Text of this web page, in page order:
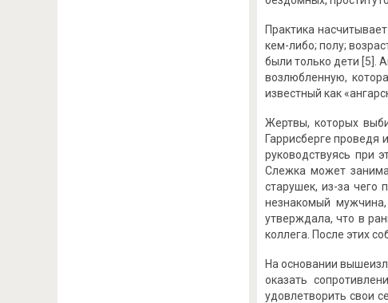
Практика
кем-либо; полу;
были только дети [5].
возлюбленную,
известный как
Жертвы, которых
Гаррисберге
руководствуясь при
Слежка может
старушек, из-за чего
незнакомый
утверждала, что в
коллега. После этих
На основании
оказать
удовлетворить свои